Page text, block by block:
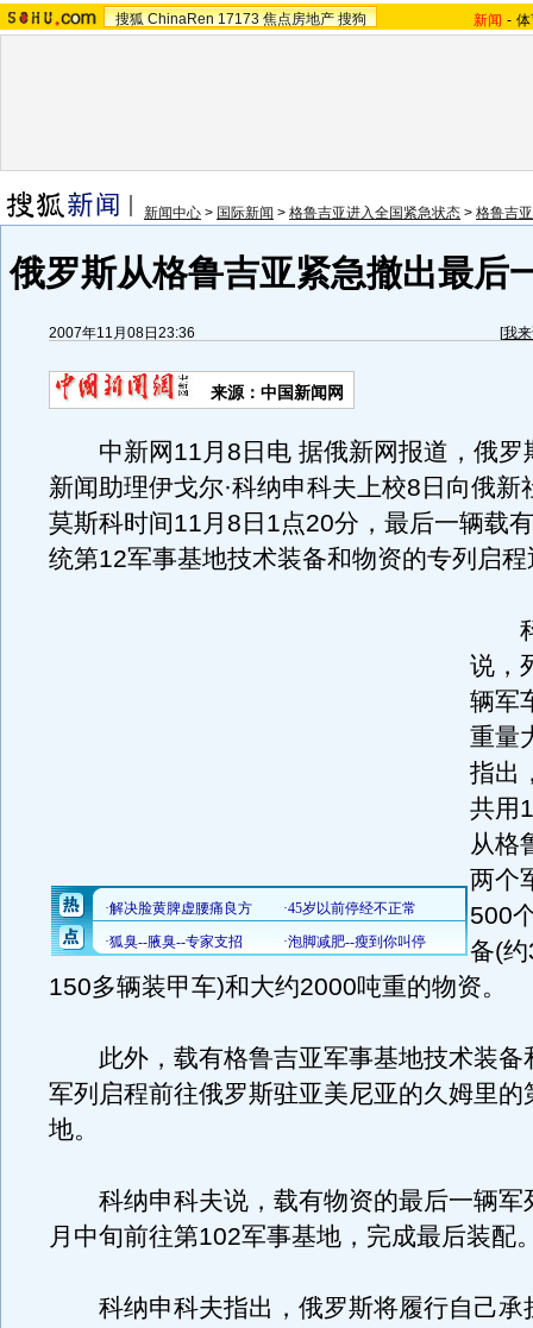
搜狐 ChinaRen 17173 焦点房地产 搜狗 新闻 -
新闻中心 > 国际新闻 > 格鲁吉亚进入全国紧急状态 > 格鲁吉
俄罗斯从格鲁吉亚紧急撤出最后
2007年11月08日23:36 [我
来源：中国新闻网
中新网11月8日电 据俄新网报道，俄罗
新闻助理伊戈尔·科纳申科夫上校8日向俄新
莫斯科时间11月8日1点20分，最后一辆载
统第12军事基地技术装备和物资的专列启
科
说，
辆军
重量
指出
共用
从格
两个
500
备(
150多辆装甲车)和大约2000吨重的物资。
此外，载有格鲁吉亚军事基地技术装备
军列启程前往俄罗斯驻亚美尼亚的久姆里的
地。
科纳申科夫说，载有物资的最后一辆军
月中旬前往第102军事基地，完成最后装配
科纳申科夫指出，俄罗斯将履行自己承